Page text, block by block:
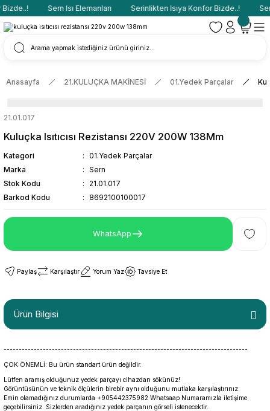
Sern Isı Elemanları Serinlikten Isıya Konfor Bizde..!
Anasayfa 21.KULUÇKA MAKİNESİ 01.Yedek Parçalar
21.01.017
Kuluçka Isıtıcısı Rezistansı 220V 200W 138Mm
Kategori
01.Yedek Parçalar
Marka
Sern
Stok Kodu
21.01.017
Barkod Kodu
8692100100017
WhatsApp
Paylaş Karşılaştır Yorum Yaz Tavsiye Et
Ürün Bilgisi
---------------------------------------------------------------------------------
ÇOK ÖNEMLİ: Bu ürün standart ürün değildir.
Lütfen aramış olduğunuz yedek parçayı cihazdan sökünüz!
Görüntüsünün ve teknik ölçülerin birebir aynı olduğunu mutlaka karşılaştırınız.
Emin olamadığınız durumlarda +905442375982 Whatsaap Numaramızla iletişime
geçebilirsiniz. Sizlerden aradığınız yedek parçanın görseli istenecektir.